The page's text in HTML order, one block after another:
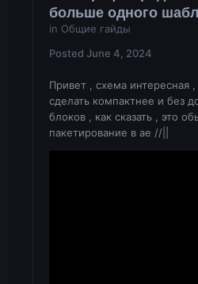
больше одного
in Общие гайды
Posted June 4, 2024
Привет , схема
сделать компактнее и без
блоков , как сказать , это
пакетирование в ае //||